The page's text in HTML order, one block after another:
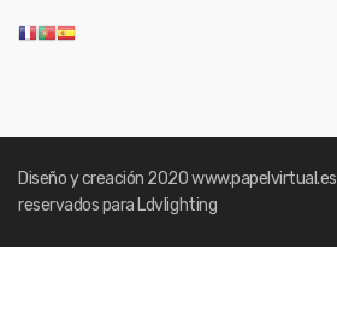
Diseño y creación 2020www.papelvirtual.es
reservados para Ldvlighting